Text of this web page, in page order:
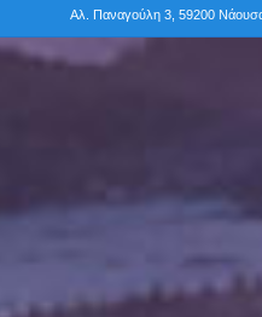
Αλ. Παναγούλη 3, 59200